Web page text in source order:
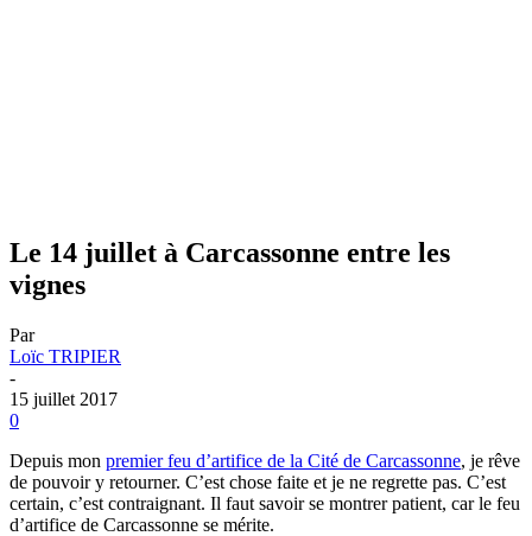
Le 14 juillet à Carcassonne entre les
vignes
Par
Loïc TRIPIER
-
15 juillet 2017
0
Depuis mon premier feu d’artifice de la Cité de Carcassonne, je rêve
de pouvoir y retourner. C’est chose faite et je ne regrette pas. C’est
certain, c’est contraignant. Il faut savoir se montrer patient, car le feu
d’artifice de Carcassonne se mérite.